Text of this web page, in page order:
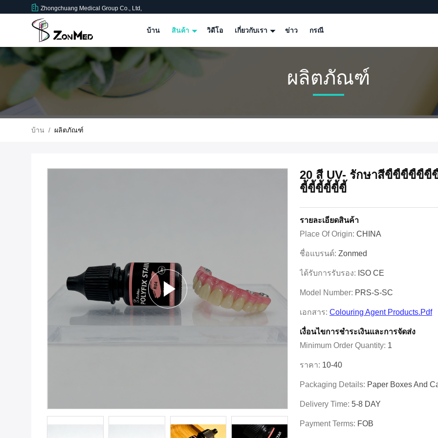
Zhongchuang Medical Group Co., Ltd,
บ้าน สินค้า วิดีโอ เกี่ยวกับเรา ข่าว กรณี
ผลิตภัณฑ์
บ้าน / ผลิตภัณฑ์
20 สี UV- รักษาสีขี้ขี้ขี้ขี้ขี้
ขี้ขี้ขี้ขี้ขี้ขี้
รายละเอียดสินค้า
Place Of Origin: CHINA
ชื่อแบรนด์: Zonmed
ได้รับการรับรอง: ISO CE
Model Number: PRS-S-SC
เอกสาร: Colouring Agent Products.pdf
เงื่อนไขการชําระเงินและการจัดส่ง
Minimum Order Quantity: 1
ราคา: 10-40
Packaging Details: Paper Boxes And
Delivery Time: 5-8 DAY
Payment Terms: FOB